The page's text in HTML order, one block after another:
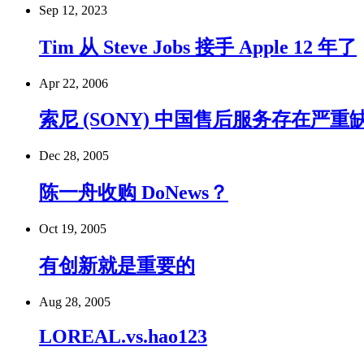
Sep 12, 2023
Tim 从 Steve Jobs 接手 Apple 12 年了
Apr 22, 2006
索尼 (SONY) 中国售后服务存在严重
Dec 28, 2005
陈一舟收购 DoNews？
Oct 19, 2005
有创新就是重要的
Aug 28, 2005
LOREAL.vs.hao123